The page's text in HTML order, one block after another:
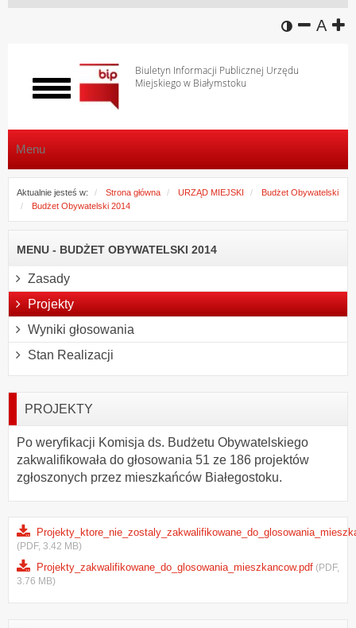
wersja
A
Biuletyn Informacji Publicznej Urzędu
Miejskiego w Białymstoku
Włącz
menu
Menu
Aktualnie jesteś w: Strona główna URZĄD MIEJSKI
Budżet Obywatelski
Budżet Obywatelski 2014
MENU - BUDŻET OBYWATELSKI 2014
Zasady
Projekty
Wyniki głosowania
Stan Realizacji
PROJEKTY
Po weryfikacji Komisja ds. Budżetu Obywatelskiego
zakwalifikowała do głosowania 51 ze 186 projektów
zgłoszonych przez mieszkańców Białegostoku.
(PDF, 3.42 MB)
Projekty_zakwalifikowane_do_glosowania_mieszkancow.pdf (PDF,
3.76 MB)